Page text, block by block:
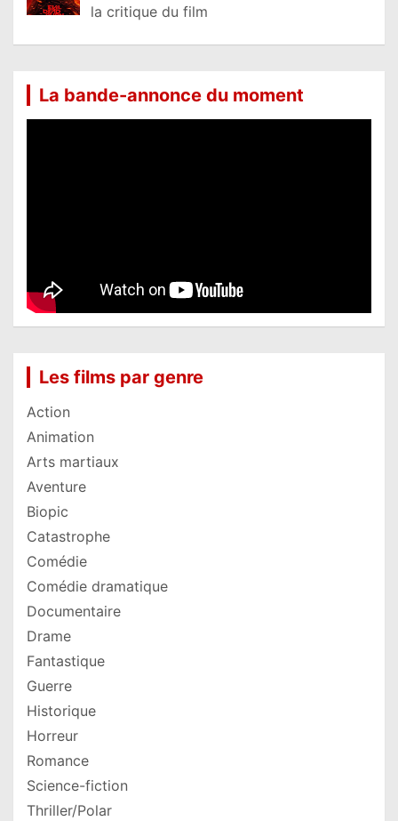
la critique du film
La bande-annonce du moment
Les films par genre
Action
Animation
Arts martiaux
Aventure
Biopic
Catastrophe
Comédie
Comédie dramatique
Documentaire
Drame
Fantastique
Guerre
Historique
Horreur
Romance
Science-fiction
Thriller/Polar